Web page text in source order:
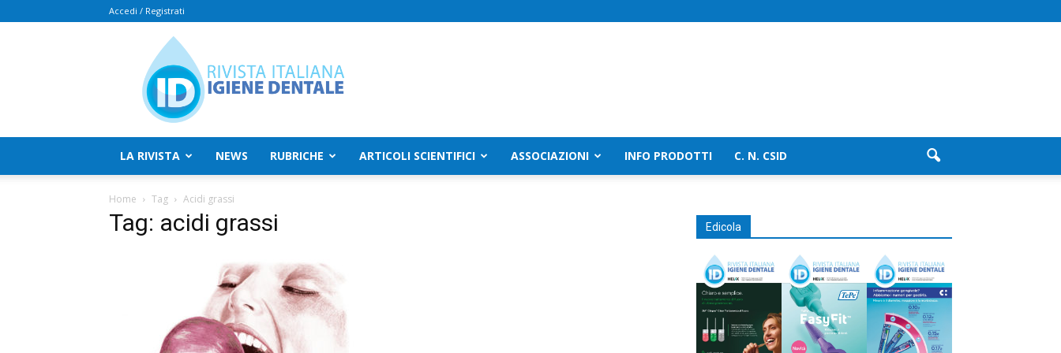
Accedi / Registrati
Rivista
Italiana
Igiene
Dentale
LA RIVISTA NEWS RUBRICHE ARTICOLI SCIENTIFICI ASSOCIAZIONI INFO PRODOTTI C. N. CSID
Home Tag Acidi grassi
Tag: acidi grassi Edicola